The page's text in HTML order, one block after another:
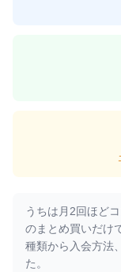
うちは月2回ほど
のまとめ買いだけ
種類から入会方法
た。